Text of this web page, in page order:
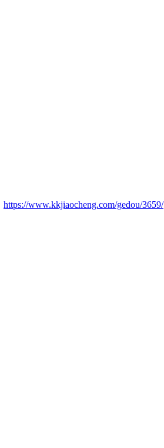
https://www.kkjiaocheng.com/gedou/3659/